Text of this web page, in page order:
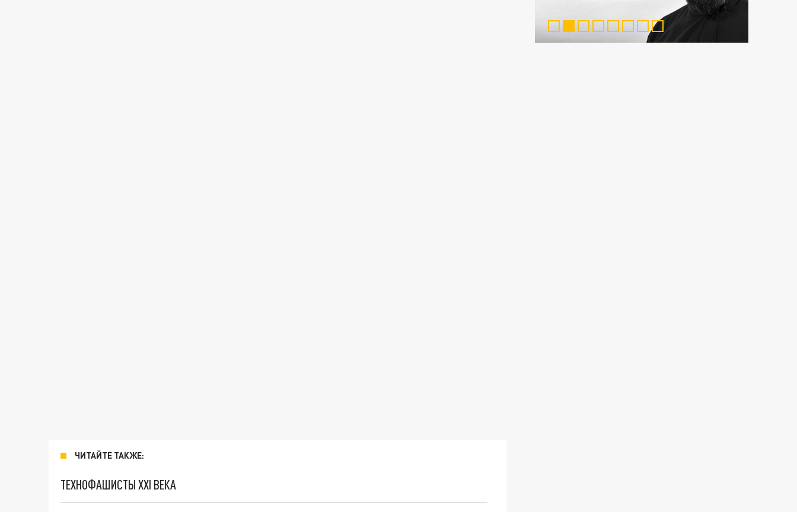
ЧИТАЙТЕ ТАКЖЕ:
ТЕХНОФАШИСТЫ XXI ВЕКА